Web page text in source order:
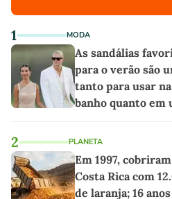
1 MODA
As sandálias
para o verão são
tanto para usar
banho quanto em
2 PLANETA
Em 1997,
Costa Rica com
de laranja; 16